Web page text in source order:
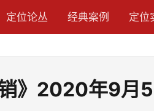
定位论丛 经典案例 定位
》2020年9月